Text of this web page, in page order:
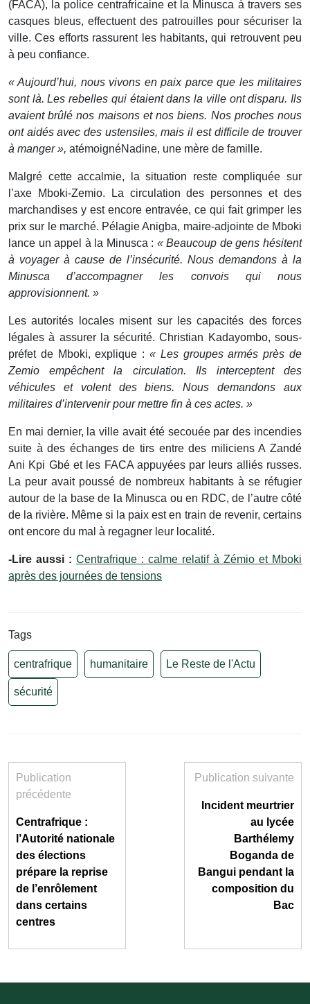
(FACA), la police centrafricaine et la Minusca à travers ses
casques bleus, effectuent des patrouilles pour sécuriser la
ville. Ces efforts rassurent les habitants, qui retrouvent peu
à peu confiance.
« Aujourd’hui, nous vivons en paix parce que les militaires
sont là. Les rebelles qui étaient dans la ville ont disparu. Ils
avaient brûlé nos maisons et nos biens. Nos proches nous
ont aidés avec des ustensiles, mais il est difficile de trouver
à manger », atémoignéNadine, une mère de famille.
Malgré cette accalmie, la situation reste compliquée sur
l’axe Mboki-Zemio. La circulation des personnes et des
marchandises y est encore entravée, ce qui fait grimper les
prix sur le marché. Pélagie Anigba, maire-adjointe de Mboki
lance un appel à la Minusca : « Beaucoup de gens hésitent
à voyager à cause de l’insécurité. Nous demandons à la
Minusca d’accompagner les convois qui nous
approvisionnent. »
Les autorités locales misent sur les capacités des forces
légales à assurer la sécurité. Christian Kadayombo, sous-
préfet de Mboki, explique : « Les groupes armés près de
Zemio empêchent la circulation. Ils interceptent des
véhicules et volent des biens. Nous demandons aux
militaires d’intervenir pour mettre fin à ces actes. »
En mai dernier, la ville avait été secouée par des incendies
suite à des échanges de tirs entre des miliciens A Zandé
Ani Kpi Gbé et les FACA appuyées par leurs alliés russes.
La peur avait poussé de nombreux habitants à se réfugier
autour de la base de la Minusca ou en RDC, de l’autre côté
de la rivière. Même si la paix est en train de revenir, certains
ont encore du mal à regagner leur localité.
-Lire aussi : Centrafrique : calme relatif à Zémio et Mboki
après des journées de tensions
Tags
centrafrique humanitaire Le Reste de l'Actu
sécurité
Publication
précédente
Centrafrique :
l’Autorité nationale
des élections
prépare la reprise
de l’enrôlement
dans certains
centres
Publication suivante
Incident meurtrier
au lycée
Barthélemy
Boganda de
Bangui pendant la
composition du
Bac